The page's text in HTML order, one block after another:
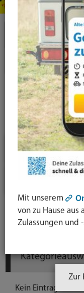
Newsarchiv
Kein Eintrag
Plugins
News-Liste
News-Detail
Jahresauswahl
2026
2025
Mit unserem
von zu Hause aus
Zulassungen und
Zur